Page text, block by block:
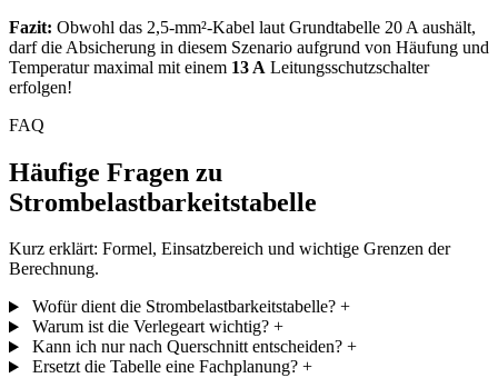
Fazit: Obwohl das 2,5-mm²-Kabel laut Grundtabelle 20 A aushält,
darf die Absicherung in diesem Szenario aufgrund von Häufung und
Temperatur maximal mit einem 13 A Leitungsschutzschalter
erfolgen!
FAQ
Häufige Fragen zu
Strombelastbarkeitstabelle
Kurz erklärt: Formel, Einsatzbereich und wichtige Grenzen der
Berechnung.
Wofür dient die Strombelastbarkeitstabelle? +
Warum ist die Verlegeart wichtig? +
Kann ich nur nach Querschnitt entscheiden? +
Ersetzt die Tabelle eine Fachplanung? +